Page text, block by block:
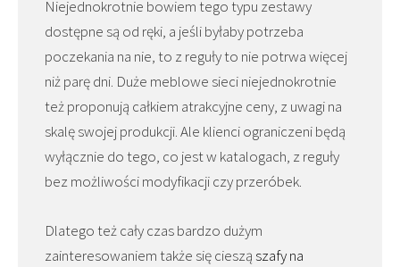
Niejednokrotnie bowiem tego typu zestawy
dostępne są od ręki, a jeśli byłaby potrzeba
poczekania na nie, to z reguły to nie potrwa więcej
niż parę dni. Duże meblowe sieci niejednokrotnie
też proponują całkiem atrakcyjne ceny, z uwagi na
skalę swojej produkcji. Ale klienci ograniczeni będą
wyłącznie do tego, co jest w katalogach, z reguły
bez możliwości modyfikacji czy przeróbek.
Dlatego też cały czas bardzo dużym
zainteresowaniem także się ciesząszafy na